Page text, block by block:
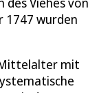
1747 wurden
mit